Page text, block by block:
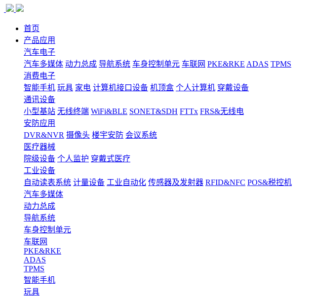
首页
产品应用
汽车电子
汽车多媒体 动力总成 导航系统 车身控制单元 车联网 PKE&RKE ADAS TPMS
消费电子
智能手机 玩具 家电 计算机接口设备 机顶盒 个人计算机 穿戴设备
通讯设备
小型基站 无线终端 WiFi&BLE SONET&SDH FTTx FRS&无线电
安防应用
DVR&NVR 摄像头 楼宇安防 会议系统
医疗器械
院级设备 个人监护 穿戴式医疗
工业设备
自动读表系统 计量设备 工业自动化 传感器及发射器 RFID&NFC POS&税控机
汽车多媒体
动力总成
导航系统
车身控制单元
车联网
PKE&RKE
ADAS
TPMS
智能手机
玩具